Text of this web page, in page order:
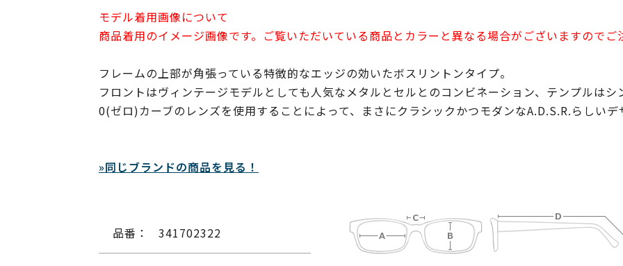
モデル着用画像について
商品着用のイメージ画像です。ご覧いただいている商品とカラーと異なる場合がございますのでご
フレームの上部が角張っている特徴的なエッジの効いたボスリントンタイプ。
フロントはヴィンテージモデルとしても人気なメタルとセルとのコンビネーション、テンプルは
0(ゼロ)カーブのレンズを使用することによって、まさにクラシックかつモダンなA.D.S.R.らしいデ
»同じブランドの商品を見る！
品番： 341702322